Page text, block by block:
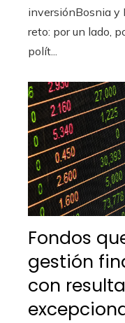
inversiónBosnia y
reto: por un lado,
polít...
Fondos
gestión
con